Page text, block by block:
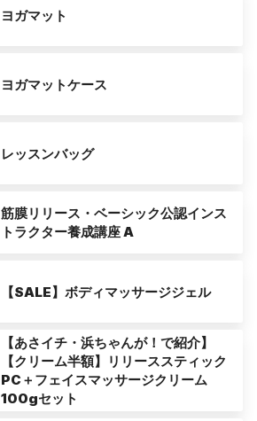
ヨガマット
ヨガマットケース
レッスンバッグ
筋膜リリース・ベーシック公認インス
トラクター養成講座 A
【SALE】ボディマッサージジェル
【あさイチ・浜ちゃんが！で紹介】
【クリーム半額】リリーススティック
PC＋フェイスマッサージクリーム
100gセット